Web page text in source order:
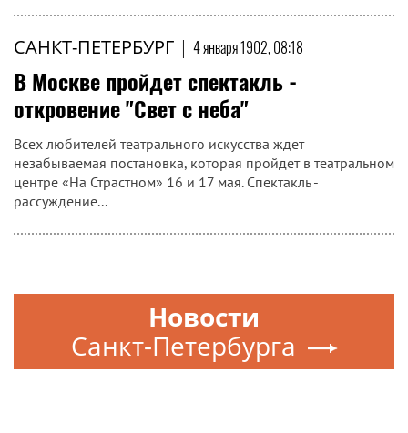
САНКТ-ПЕТЕРБУРГ | 4 января 1902, 08:18
В Москве пройдет спектакль -
откровение "Свет с неба"
Всех любителей театрального искусства ждет
незабываемая постановка, которая пройдет в театральном
центре «На Страстном» 16 и 17 мая. Спектакль -
рассуждение...
Новости
Санкт-Петербурга